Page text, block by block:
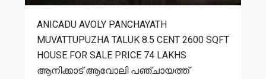
ANICADU AVOLY PANCHAYATH
MUVATTUPUZHA TALUK 8.5 CENT 2600 SQFT
HOUSE FOR SALE PRICE 74 LAKHS
ആനിക്കാട് ആവോലി പഞ്ചായത്ത്